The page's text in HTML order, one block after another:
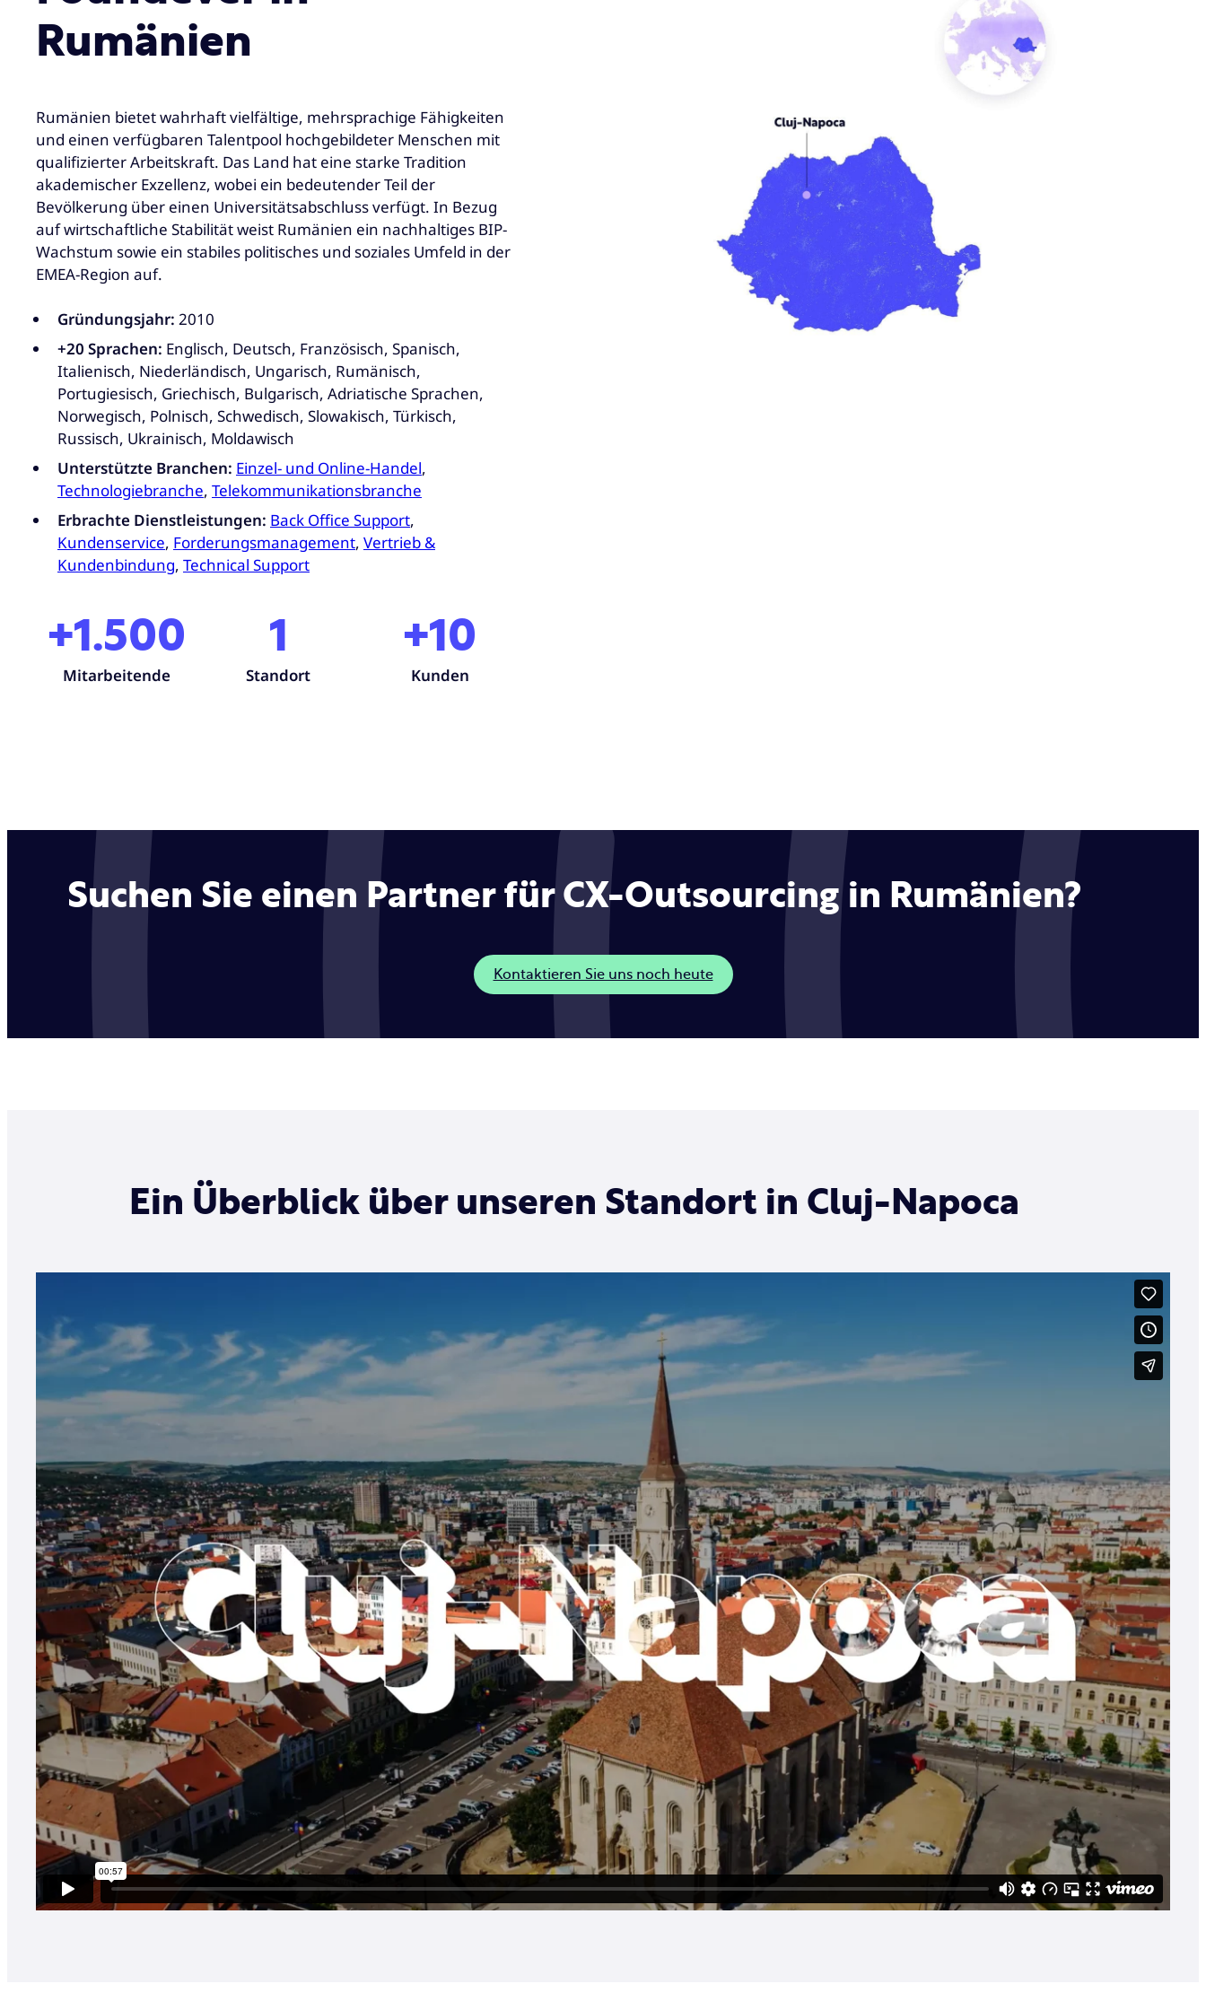
Rumänien
Rumänien bietet wahrhaft vielfältige, mehrsprachige Fähigkeiten
und einen verfügbaren Talentpool hochgebildeter Menschen mit
qualifizierter Arbeitskraft. Das Land hat eine starke Tradition
akademischer Exzellenz, wobei ein bedeutender Teil der
Bevölkerung über einen Universitätsabschluss verfügt. In Bezug
auf wirtschaftliche Stabilität weist Rumänien ein nachhaltiges BIP-
Wachstum sowie ein stabiles politisches und soziales Umfeld in der
EMEA-Region auf.
Gründungsjahr: 2010
+20 Sprachen: Englisch, Deutsch, Französisch, Spanisch,
Italienisch, Niederländisch, Ungarisch, Rumänisch,
Portugiesisch, Griechisch, Bulgarisch, Adriatische Sprachen,
Norwegisch, Polnisch, Schwedisch, Slowakisch, Türkisch,
Russisch, Ukrainisch, Moldawisch
Unterstützte Branchen: Einzel- und Online-Handel,
Technologiebranche, Telekommunikationsbranche
Erbrachte Dienstleistungen: Back Office Support,
Kundenservice, Forderungsmanagement, Vertrieb &
Kundenbindung, Technical Support
+1.500
Mitarbeitende
1
Standort
+10
Kunden
Suchen Sie einen Partner für CX-Outsourcing in Rumänien?
Kontaktieren Sie uns noch heute
Ein Überblick über unseren Standort in Cluj-Napoca